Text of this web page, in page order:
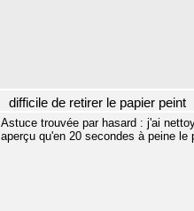
difficile de retirer le papier peint
Astuce trouvée par hasard : j'ai
aperçu qu'en 20 secondes à peine